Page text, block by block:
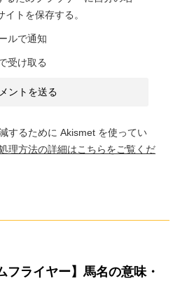
トを保存する。
ルで通知
受け取る
するために Akismet を使ってい
理方法の詳細はこちらをご覧くだ
フライヤー】馬名の意味・